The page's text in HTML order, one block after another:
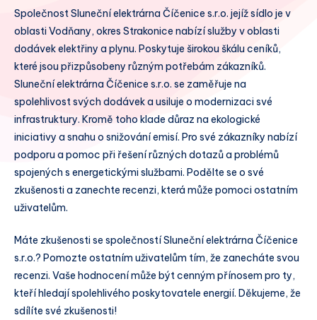
Společnost Sluneční elektrárna Číčenice s.r.o. jejíž sídlo je v
oblasti Vodňany, okres Strakonice nabízí služby v oblasti
dodávek elektřiny a plynu. Poskytuje širokou škálu ceníků,
které jsou přizpůsobeny různým potřebám zákazníků.
Sluneční elektrárna Číčenice s.r.o. se zaměřuje na
spolehlivost svých dodávek a usiluje o modernizaci své
infrastruktury. Kromě toho klade důraz na ekologické
iniciativy a snahu o snižování emisí. Pro své zákazníky nabízí
podporu a pomoc při řešení různých dotazů a problémů
spojených s energetickými službami. Podělte se o své
zkušenosti a zanechte recenzi, která může pomoci ostatním
uživatelům.
Máte zkušenosti se společností Sluneční elektrárna Číčenice
s.r.o.? Pomozte ostatním uživatelům tím, že zanecháte svou
recenzi. Vaše hodnocení může být cenným přínosem pro ty,
kteří hledají spolehlivého poskytovatele energií. Děkujeme, že
sdílíte své zkušenosti!